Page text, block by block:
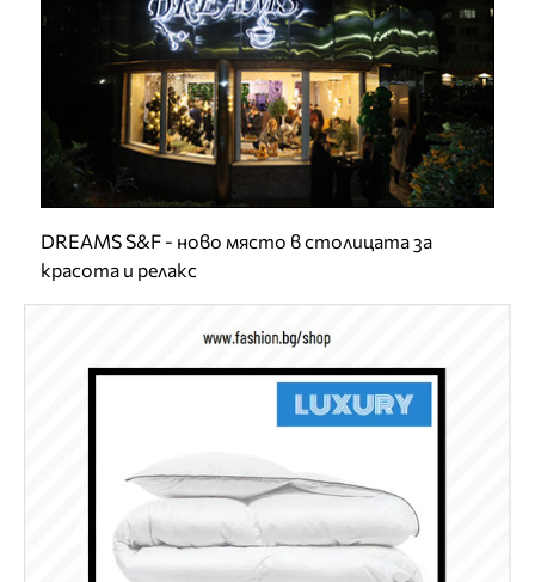
DREAMS S&F - ново място в столицата за
красота и релакс